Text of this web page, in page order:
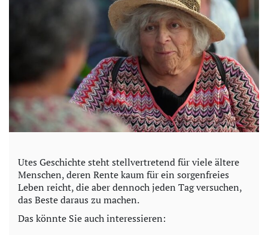
Utes Geschichte steht stellvertretend für viele ältere
Menschen, deren Rente kaum für ein sorgenfreies
Leben reicht, die aber dennoch jeden Tag versuchen,
das Beste daraus zu machen.
Das könnte Sie auch interessieren: